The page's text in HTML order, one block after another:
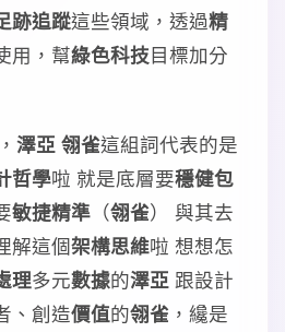
跡追蹤這些領域，透過精
用，幫綠色科技目標加分
澤亞 翎雀這組詞代表的是
哲學啦 就是底層要穩健包
敏捷精準 （翎雀） 與其去
解這個架構思維啦 想想怎
理多元數據的澤亞 跟設計
、創造價值的翎雀 ，纔是